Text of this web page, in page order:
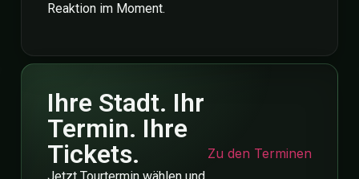
Reaktion im Moment.
Ihre Stadt. Ihr
Termin. Ihre
Tickets.
Jetzt Tourtermin wählen und
Zu den Terminen